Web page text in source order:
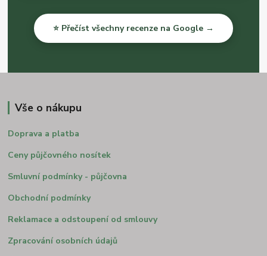
⭐ Přečíst všechny recenze na Google →
Vše o nákupu
Doprava a platba
Ceny půjčovného nosítek
Smluvní podmínky - půjčovna
Obchodní podmínky
Reklamace a odstoupení od smlouvy
Zpracování osobních údajů